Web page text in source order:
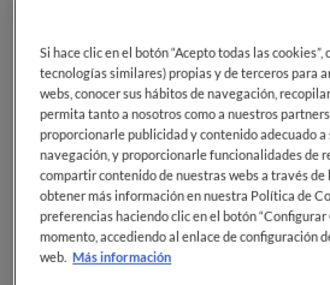
vegana.
¿Qué es el seitán?
Si hace clic en el botón “Acepto todas las
tecnologías similares) propias y de terceros para
webs, conocer sus hábitos de navegación,
permita tanto a nosotros como a nuestros
proporcionarle publicidad y contenido adecuado
navegación, y proporcionarle funcionalidades de
compartir contenido de nuestras webs a través de
obtener más información en nuestra Política de
preferencias haciendo clic en el botón “Configurar
momento, accediendo al enlace de configuración
web. Más información